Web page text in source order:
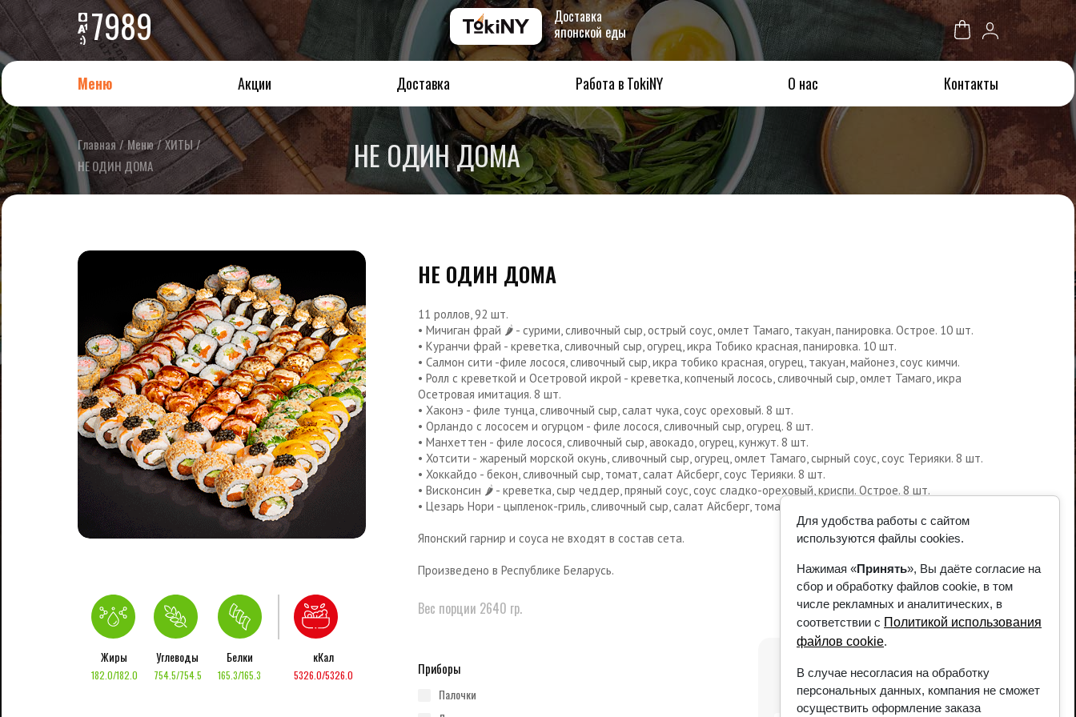
Для удобства работы с сайтом
используются файлы cookies.
Нажимая «Принять», Вы даёте согласие на
сбор и обработку файлов cookie, в том
числе рекламных и аналитических, в
соответствии с Политикой использования
файлов cookie.
В случае несогласия на обработку
персональных данных, компания не сможет
осуществить оформление заказа
7989
Доставка
японской еды
Меню Акции Доставка Работа в TokiNY О нас Контакты
Главная/ Меню/ХИТЫ/
НЕ ОДИН ДОМА
НЕ ОДИН ДОМА
Жиры
182.0/182.0
Углеводы
754.5/754.5
Белки
165.3/165.3
кКал
5326.0/5326.0
НЕ ОДИН ДОМА
11 роллов, 92 шт.
• Мичиган фрай 🌶 - сурими, сливочный сыр, острый соус, омлет Тамаго, такуан, панировка. Острое. 10 шт.
• Куранчи фрай - креветка, сливочный сыр, огурец, икра Тобико красная, панировка. 10 шт.
• Салмон сити -филе лосося, сливочный сыр, икра тобико красная, огурец, такуан, майонез, соус кимчи.
• Ролл с креветкой и Осетровой икрой - креветка, копченый лосось, сливочный сыр, омлет Тамаго, икра
Осетровая имитация. 8 шт.
• Хаконэ - филе тунца, сливочный сыр, салат чука, соус ореховый. 8 шт.
• Орландо с лососем и огурцом - филе лосося, сливочный сыр, огурец. 8 шт.
• Манхеттен - филе лосося, сливочный сыр, авокадо, огурец, кунжут. 8 шт.
• Хотсити - жареный морской окунь, сливочный сыр, огурец, омлет Тамаго, сырный соус, соус Терияки. 8 шт.
• Хоккайдо - бекон, сливочный сыр, томат, салат Айсберг, соус Терияки. 8 шт.
• Висконсин 🌶 - креветка, сыр чеддер, пряный соус, соус сладко-ореховый, криспи. Острое. 8 шт.
• Цезарь Нори - цыпленок-гриль, сливочный сыр, салат Айсберг, томат, орехи кешью, сырный соус. 8 шт.
Японский гарнир и соуса не входят в состав сета.
Произведено в Республике Беларусь.
Вес порции 2640 гр.
Приборы
палочки